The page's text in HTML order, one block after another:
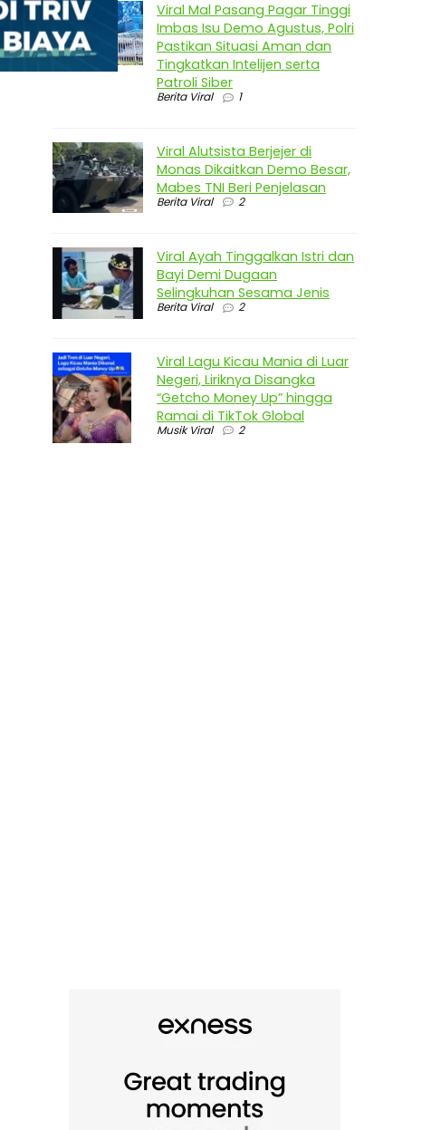
Viral Mal Pasang Pagar Tinggi
Imbas Isu Demo Agustus, Polri
Pastikan Situasi Aman dan
Tingkatkan Intelijen serta
Patroli Siber
Berita Viral 1
Viral Alutsista Berjejer di
Monas Dikaitkan Demo Besar,
Mabes TNI Beri Penjelasan
Berita Viral 2
Viral Ayah Tinggalkan Istri dan
Bayi Demi Dugaan
Selingkuhan Sesama Jenis
Berita Viral 2
Viral Lagu Kicau Mania di Luar
Negeri, Liriknya Disangka
“Getcho Money Up” hingga
Ramai di TikTok Global
Musik Viral 2